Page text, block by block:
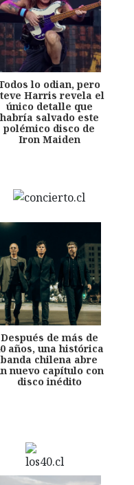
lo odian, pero
Harris revela el
único detalle que
habría salvado este
polémico disco de
Iron Maiden
Después de más de
años, una histórica
banda chilena abre
nuevo capítulo con
disco inédito